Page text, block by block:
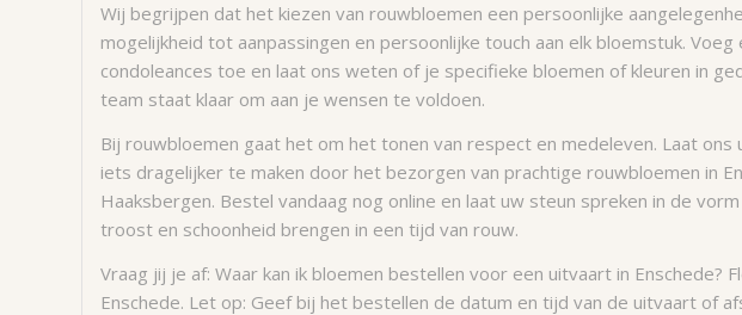
Wij begrijpen dat het kiezen van rouwbloemen een persoonlijke
mogelijkheid tot aanpassingen en persoonlijke touch aan elk bloemstuk.
condoleances toe en laat ons weten of je specifieke bloemen of kleuren in
team staat klaar om aan je wensen te voldoen.
Bij rouwbloemen gaat het om het tonen van respect en medeleven. Laat ons
iets dragelijker te maken door het bezorgen van prachtige rouwbloemen in
Haaksbergen. Bestel vandaag nog online en laat uw steun spreken in de
troost en schoonheid brengen in een tijd van rouw.
Vraag jij je af: Waar kan ik bloemen bestellen voor een uitvaart in Enschede?
Enschede. Let op: Geef bij het bestellen de datum en tijd van de uitvaart of